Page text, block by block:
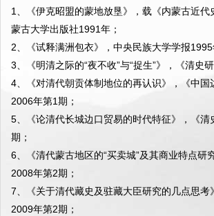
1、《伊克昭盟的蒙地放垦》，载《内蒙古近代
蒙古大学出版社1991年；
2、《试释满洲包衣》，中央民族大学学报1995
3、《明清之际的“夜不收”与“捉生”》，《清史
4、《对清代朝贡体制地位的再认识》，《中国
2006年第1期；
5、《论清代长城边口贸易的时代特征》，《清
期；
6、《清代蒙古地区的“买卖城”及其商业特点研
2008年第2期；
7、《关于清代藏史及驻藏大臣研究的几点思考
2009年第2期；